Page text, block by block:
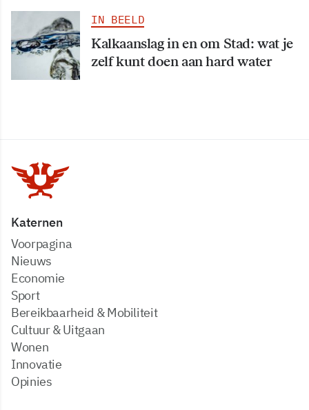
IN BEELD
Kalkaanslag in en om Stad: wat je
zelf kunt doen aan hard water
Katernen
Voorpagina
Nieuws
Economie
Sport
Bereikbaarheid & Mobiliteit
Cultuur & Uitgaan
Wonen
Innovatie
Opinies